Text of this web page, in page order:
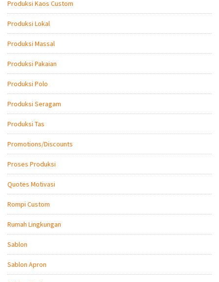
Produksi Kaos Custom
Produksi Lokal
Produksi Massal
Produksi Pakaian
Produksi Polo
Produksi Seragam
Produksi Tas
Promotions/Discounts
Proses Produksi
Quotes Motivasi
Rompi Custom
Rumah Lingkungan
Sablon
Sablon Apron